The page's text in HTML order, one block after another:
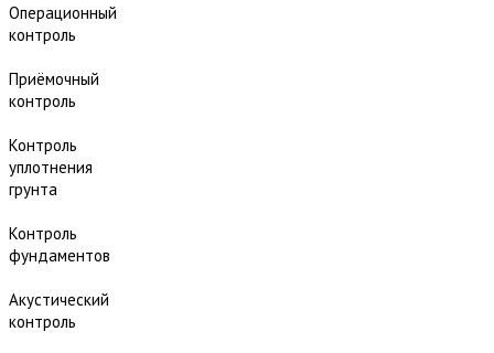
Операционный
контроль
Приёмочный
контроль
Контроль
уплотнения
грунта
Контроль
фундаментов
Акустический
контроль